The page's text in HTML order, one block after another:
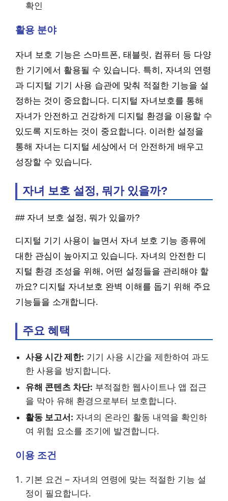
확인
활용 분야
자녀 보호 기능은 스마트폰, 태블릿, 컴퓨터 등 다양
한 기기에서 활용될 수 있습니다. 특히, 자녀의 연령
과 디지털 기기 사용 습관에 맞춰 적절한 기능을 설
정하는 것이 중요합니다. 디지털 자녀보호를 통해
자녀가 안전하고 건강하게 디지털 환경을 이용할 수
있도록 지도하는 것이 중요합니다. 이러한 설정을
통해 자녀는 디지털 세상에서 더 안전하게 배우고
성장할 수 있습니다.
자녀 보호 설정, 뭐가 있을까?
## 자녀 보호 설정, 뭐가 있을까?
디지털 기기 사용이 늘면서 자녀 보호 기능 종류에
대한 관심이 높아지고 있습니다. 자녀의 안전한 디
지털 환경 조성을 위해, 어떤 설정들을 관리해야 할
까요? 디지털 자녀보호 완벽 이해를 돕기 위해 주요
기능들을 소개합니다.
주요 혜택
사용 시간 제한: 기기 사용 시간을 제한하여 과도
한 사용을 방지합니다.
유해 콘텐츠 차단: 부적절한 웹사이트나 앱 접근
을 막아 유해 환경으로부터 보호합니다.
활동 보고서: 자녀의 온라인 활동 내역을 확인하
여 위험 요소를 조기에 발견합니다.
이용 조건
기본 요건 – 자녀의 연령에 맞는 적절한 기능 설
정이 필요합니다.